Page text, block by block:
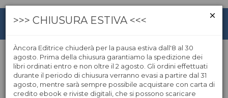
Parola di vita
>>> CHIUSURA ESTIVA <<<
Àncora Editrice chiuderà per la pausa estiva dall'8 al 30
agosto. Prima della chiusura garantiamo la spedizione dei
libri ordinati entro e non oltre il 2 agosto. Gli ordini effettuati
durante il periodo di chiusura verranno evasi a partire dal 31
agosto, mentre sarà sempre possibile acquistare con carta di
credito ebook e riviste digitali, che si possono scaricare